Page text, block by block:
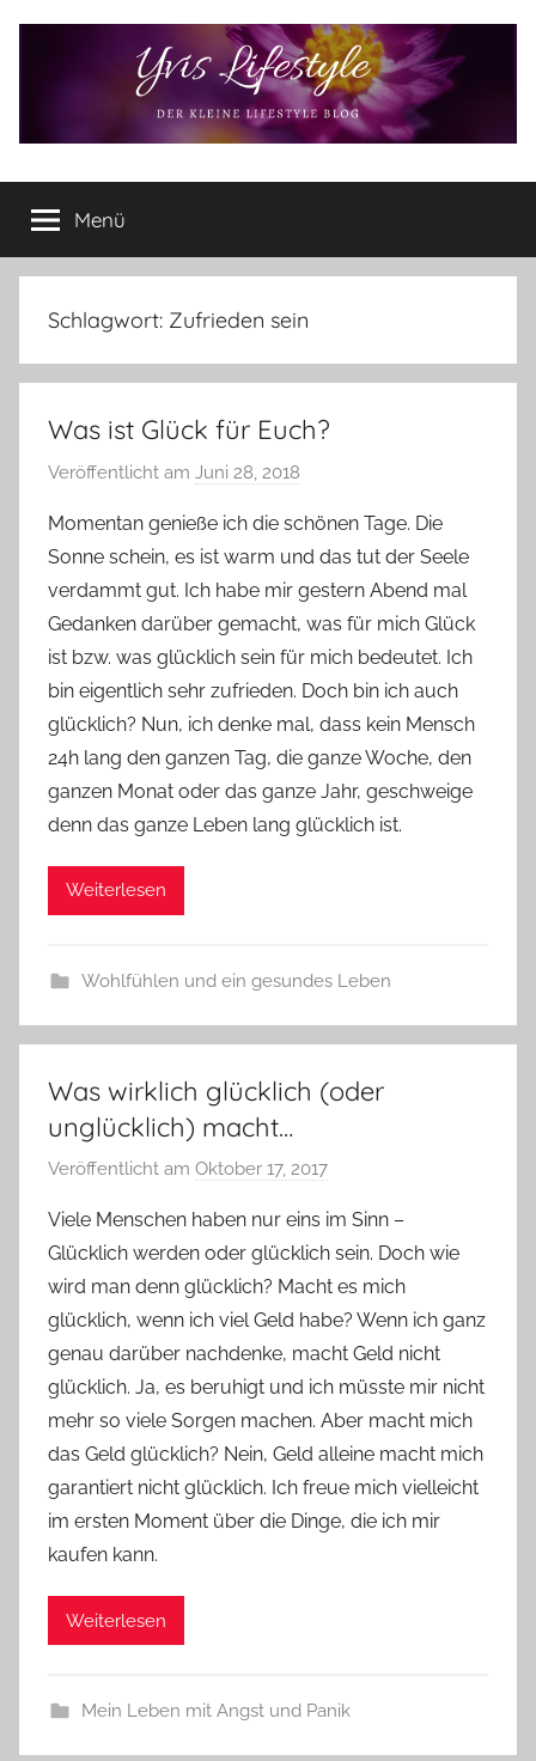
Yvis
Lifestyle
Lifestyle
Blog
–
Lifestyle,
Produkttests
vieles
Menü
Schlagwort: Zufrieden sein
Was ist Glück für Euch?
Veröffentlicht am Juni 28, 2018
n
Y
v
o
n
n
e
Momentan genieße ich die schönen Tage. Die
Sonne schein, es ist warm und das tut der Seele
verdammt gut. Ich habe mir gestern Abend mal
Gedanken darüber gemacht, was für mich Glück
ist bzw. was glücklich sein für mich bedeutet. Ich
bin eigentlich sehr zufrieden. Doch bin ich auch
glücklich? Nun, ich denke mal, dass kein Mensch
24h lang den ganzen Tag, die ganze Woche, den
ganzen Monat oder das ganze Jahr, geschweige
denn das ganze Leben lang glücklich ist.
Weiterlesen
Wohlfühlen und ein gesundes Leben
Was wirklich glücklich (oder
unglücklich) macht…
Veröffentlicht am Oktober 17, 2017
n
Y
v
o
n
n
e
Viele Menschen haben nur eins im Sinn –
Glücklich werden oder glücklich sein. Doch wie
wird man denn glücklich? Macht es mich
glücklich, wenn ich viel Geld habe? Wenn ich ganz
genau darüber nachdenke, macht Geld nicht
glücklich. Ja, es beruhigt und ich müsste mir nicht
mehr so viele Sorgen machen. Aber macht mich
das Geld glücklich? Nein, Geld alleine macht mich
garantiert nicht glücklich. Ich freue mich vielleicht
im ersten Moment über die Dinge, die ich mir
kaufen kann.
Weiterlesen
Mein Leben mit Angst und Panik